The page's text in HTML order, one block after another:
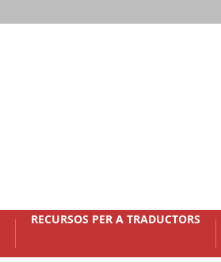
RECURSOS PER A TRADUCTORS